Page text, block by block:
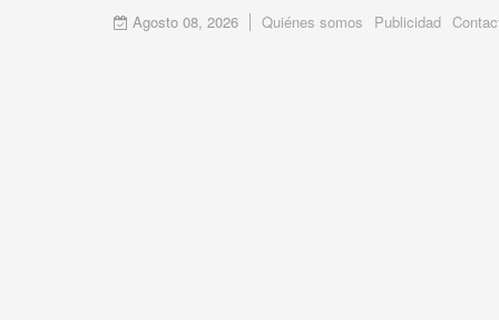
Agosto 08, 2026 Quiénes somos Publicidad